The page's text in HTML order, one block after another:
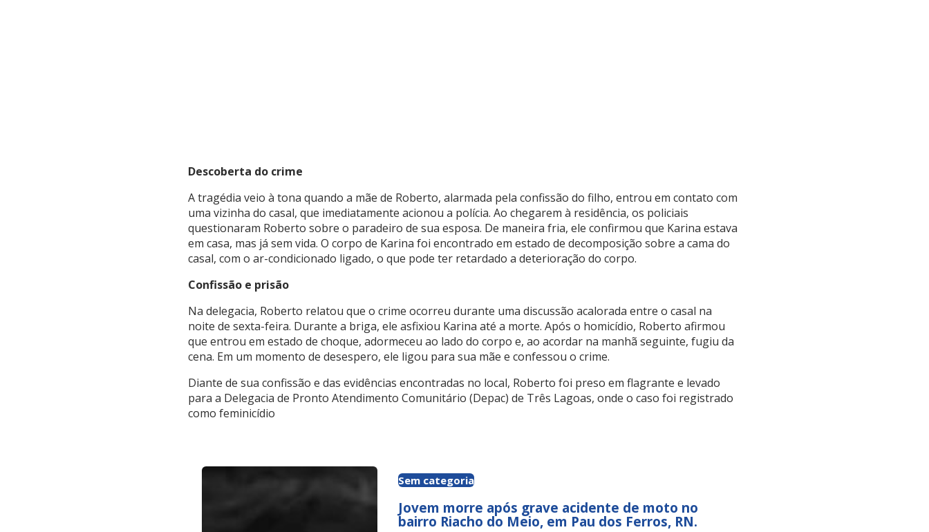
Descoberta do crime
A tragédia veio à tona quando a mãe de Roberto, alarmada pela confissão do filho, entrou em contato com
uma vizinha do casal, que imediatamente acionou a polícia. Ao chegarem à residência, os policiais
questionaram Roberto sobre o paradeiro de sua esposa. De maneira fria, ele confirmou que Karina estava
em casa, mas já sem vida. O corpo de Karina foi encontrado em estado de decomposição sobre a cama do
casal, com o ar-condicionado ligado, o que pode ter retardado a deterioração do corpo.
Confissão e prisão
Na delegacia, Roberto relatou que o crime ocorreu durante uma discussão acalorada entre o casal na
noite de sexta-feira. Durante a briga, ele asfixiou Karina até a morte. Após o homicídio, Roberto afirmou
que entrou em estado de choque, adormeceu ao lado do corpo e, ao acordar na manhã seguinte, fugiu da
cena. Em um momento de desespero, ele ligou para sua mãe e confessou o crime.
Diante de sua confissão e das evidências encontradas no local, Roberto foi preso em flagrante e levado
para a Delegacia de Pronto Atendimento Comunitário (Depac) de Três Lagoas, onde o caso foi registrado
como feminicídio
Sem categoria
Jovem morre após grave acidente de moto no
bairro Riacho do Meio, em Pau dos Ferros, RN.